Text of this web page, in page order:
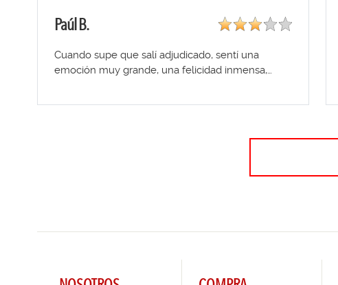
Paúl B.
Cuando supe que salí adjudicado, sentí una
emoción muy grande, una felicidad inmensa,…